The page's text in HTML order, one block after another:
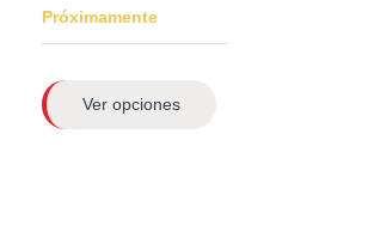
Próximamente
Ver opciones